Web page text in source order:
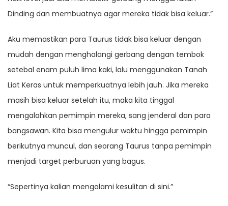
Dinding dan membuatnya agar mereka tidak bisa keluar.”
Aku memastikan para Taurus tidak bisa keluar dengan
mudah dengan menghalangi gerbang dengan tembok
setebal enam puluh lima kaki, lalu menggunakan Tanah
Liat Keras untuk memperkuatnya lebih jauh. Jika mereka
masih bisa keluar setelah itu, maka kita tinggal
mengalahkan pemimpin mereka, sang jenderal dan para
bangsawan. Kita bisa mengulur waktu hingga pemimpin
berikutnya muncul, dan seorang Taurus tanpa pemimpin
menjadi target perburuan yang bagus.
“Sepertinya kalian mengalami kesulitan di sini.”